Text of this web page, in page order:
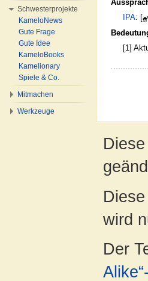
IPA: [
[1]
Schwesterprojekte
KameloNews
Gute Frage
Gute Idee
KameloBooks
Kamelionary
Spiele & Co.
Mitmachen
Werkzeuge
wird
Der